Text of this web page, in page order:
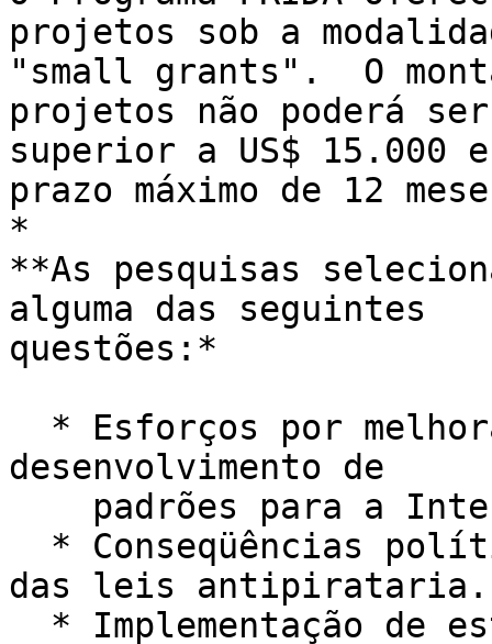
projetos sob a
"small grants".  O
projetos não poderá
superior a US$ 15.000
prazo máximo de 12
*
**As pesquisas
alguma das seguintes
questões:*
desenvolvimento de
das leis antipirataria.